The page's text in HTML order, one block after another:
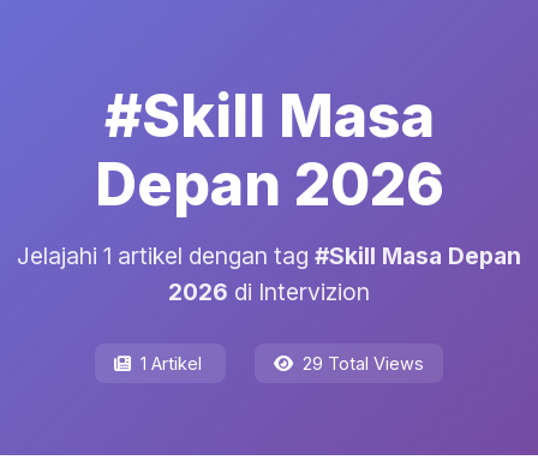
#Skill Masa
Depan 2026
Jelajahi 1 artikel dengan tag #Skill Masa Depan
2026 di Intervizion
1 Artikel 29 Total Views